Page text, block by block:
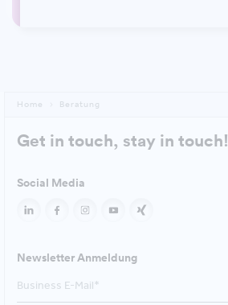
Home Beratung
Get in touch, stay in touch!
Social Media
Newsletter Anmeldung